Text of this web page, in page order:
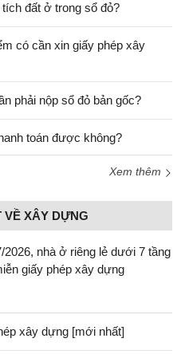
đất ở trong sổ đỏ?
có cần xin giấy phép xây
phải nộp sổ đỏ bản gốc?
toán được không?
Xem thêm
XÂY DỰNG
2026, nhà ở riêng lẻ dưới 7 tầng
giấy phép xây dựng
xây dựng [mới nhất]